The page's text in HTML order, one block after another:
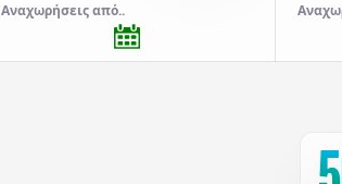
Αναχωρήσεις από..